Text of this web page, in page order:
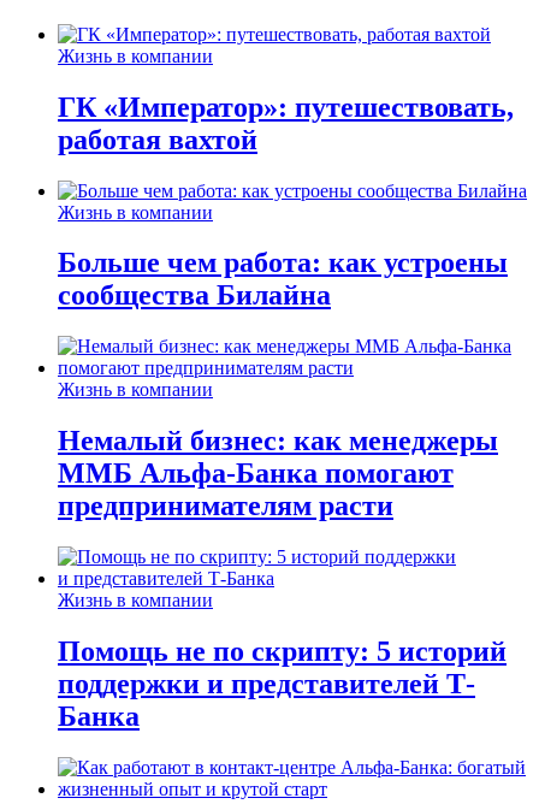
Жизнь в компании
ГК «Император»: путешествовать,
работая вахтой
Жизнь в компании
Больше чем работа: как устроены
сообщества Билайна
Жизнь в компании
Немалый бизнес: как менеджеры
ММБ Альфа-Банка помогают
предпринимателям расти
Жизнь в компании
Помощь не по скрипту: 5 историй
поддержки и представителей Т-
Банка